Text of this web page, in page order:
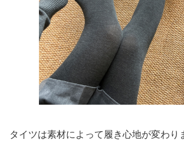
タイツは素材によって履き心地が変わり